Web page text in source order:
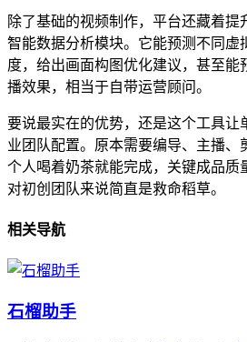
除了基础的视频制作，平台还藏着
智能数据分析模块。它能预测不同虚
度，给出画面构图优化建议，甚至能
播效果，相当于自带运营顾问。
要说最实在的优势，还是这个工具让
业团队配置。原本需要编导、主播、
个人喝着奶茶就能完成，关键成品质
对初创团队来说简直是救命稻草。
相关导航
石榴助手